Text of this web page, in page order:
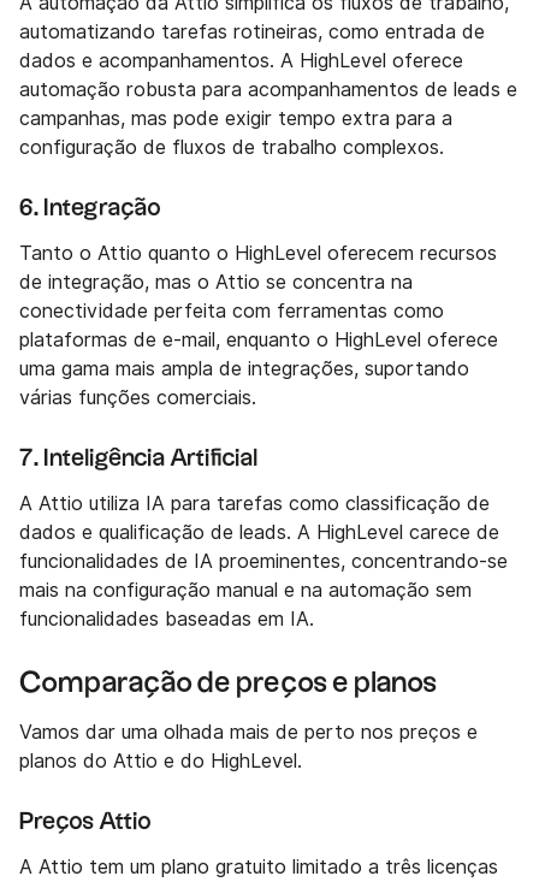
automatizando tarefas rotineiras, como entrada de
dados e acompanhamentos. A HighLevel oferece
automação robusta para acompanhamentos de leads e
campanhas, mas pode exigir tempo extra para a
configuração de fluxos de trabalho complexos.
6. Integração
Tanto o Attio quanto o HighLevel oferecem recursos
de integração, mas o Attio se concentra na
conectividade perfeita com ferramentas como
plataformas de e-mail, enquanto o HighLevel oferece
uma gama mais ampla de integrações, suportando
várias funções comerciais.
7. Inteligência Artificial
A Attio utiliza IA para tarefas como classificação de
dados e qualificação de leads. A HighLevel carece de
funcionalidades de IA proeminentes, concentrando-se
mais na configuração manual e na automação sem
funcionalidades baseadas em IA.
Comparação de preços e planos
Vamos dar uma olhada mais de perto nos preços e
planos do Attio e do HighLevel.
Preços Attio
A Attio tem um plano gratuito limitado a três licenças